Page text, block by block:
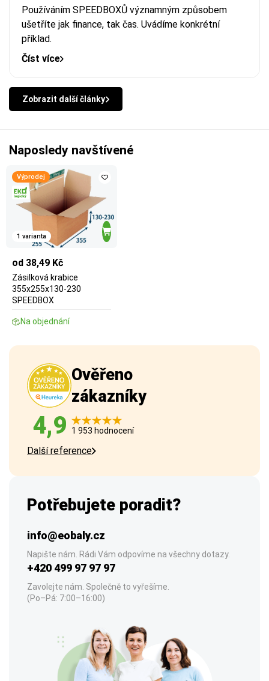
Používáním SPEEDBOXŮ významným způsobem
ušetříte jak finance, tak čas. Uvádíme konkrétní
příklad.
Číst více
Zobrazit další články
Naposledy navštívené
Výprodej
1 varianta
od 38,49 Kč
Zásilková krabice
355x255x130-230
SPEEDBOX
Na objednání
Ověřeno
zákazníky
4,9 1 953 hodnocení
Další reference
Potřebujete poradit?
info@eobaly.cz
Napište nám. Rádi Vám odpovíme na všechny dotazy.
+420 499 97 97 97
Zavolejte nám. Společně to vyřešíme.
(Po–Pá: 7:00–16:00)